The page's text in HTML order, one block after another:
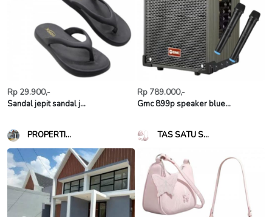
Rp 29.900,-
Sandal jepit sandal j...
Rp 789.000,-
Gmc 899p speaker blue...
PROPERTI... TAS SATU S...